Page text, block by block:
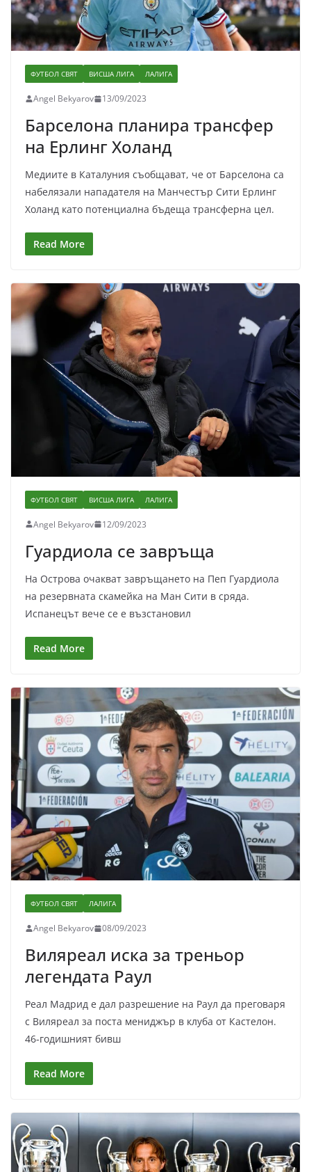
ФУТБОЛ СВЯТ ВИСША ЛИГА ЛАЛИГА
Angel Bekyarov 13/09/2023
Барселона планира трансфер
на Ерлинг Холанд
Медиите в Каталуния съобщават, че от Барселона са
набелязали нападателя на Манчестър Сити Ерлинг
Холанд като потенциална бъдеща трансферна цел.
Read More
ФУТБОЛ СВЯТ ВИСША ЛИГА ЛАЛИГА
Angel Bekyarov 12/09/2023
Гуардиола се завръща
На Острова очакват завръщането на Пеп Гуардиола
на резервната скамейка на Ман Сити в сряда.
Испанецът вече се е възстановил
Read More
ФУТБОЛ СВЯТ ЛАЛИГА
Angel Bekyarov 08/09/2023
Виляреал иска за треньор
легендата Раул
Реал Мадрид е дал разрешение на Раул да преговаря
с Виляреал за поста мениджър в клуба от Кастелон.
46-годишният бивш
Read More